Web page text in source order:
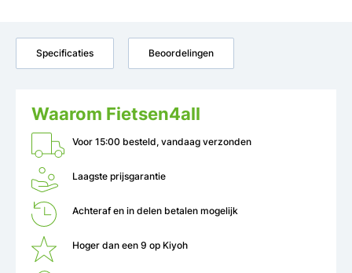
Specificaties Beoordelingen
Waarom Fietsen4all
Voor 15:00 besteld, vandaag verzonden
Laagste prijsgarantie
Achteraf en in delen betalen mogelijk
Hoger dan een 9 op Kiyoh